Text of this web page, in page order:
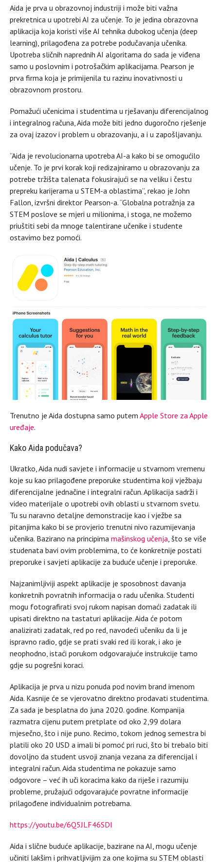
Aida je prva u obrazovnoj industriji i može biti važna
prekretnica u upotrebi AI za učenje. To je jedina obrazovna
aplikacija koja koristi više AI tehnika dubokog učenja (deep
learning), prilagođena za potrebe podučavanja učenika.
Upotreba sličnih naprednih AI algoritama do sada je viđena
samo u poslovnim i potrošačkim aplikacijama. Pearson je
prva firma koja je primijenila tu razinu inovativnosti u
obrazovnom prostoru.
Pomažući učenicima i studentima u rješavanju diferencijalnog
i integralnog računa, Aida može biti jedno dugoročno rješenje
za ovaj izazov i problem u obrazovanju, a i u zapošljavanju.
“Aida je revolucionarna upotreba AI-a kako bi se omogućilo
učenje. To je prvi korak koji redizajniramo u obrazovanju za
potrebe tržišta talenata fokusirajući se na veliku i čestu
prepreku karijerama u STEM-a oblastima”, rekao je John
Fallon, izvršni direktor Pearson-a. “Globalna potražnja za
STEM poslove se mjeri u milionima, i stoga, ne možemo
priuštiti sebi da mnoge talentirane učenike i studente
ostavimo bez pomoći.
Trenutno je Aida dostupna samo putem Apple Store za Apple
uređaje.
Kako Aida podučava?
Ukratko, Aida nudi savjete i informacije u stvarnom vremenu
koje su kao prilagođene preporuke studentima koji vježbaju
diferencijalne jednačine i integralni račun. Aplikacija sadrži i
video materijale o upotrebi ovih oblasti u stvarnom svetu.
Tu su naravno detaljne demonstracije kao i vježbe sa
pitanjima kako bi se provjerio trenutni nivo razumijevanja
učenika. Bazirano na principima mašinskog učenja, što se više
studenata bavi ovim problemima, to će konkretnije postati
preporuke i savjeti aplikacije za buduće učenje i preporuke.
Najzanimljiviji aspekt aplikacije je sposobnost davanja
konkretnih povratnih informacija o radu učenika. Studenti
mogu fotografirati svoj rukom napisan domaći zadatak ili
upisati direktno na tastaturi aplikacije. Aida će potom
analizirati zadatak, red po red, navodeći učeniku da li je
ispravno radio, gdje se prati svaki red ili korak, i ako je
neophodno, istaći porukom odgovarajuće instrukcije tamo
gdje su pogrešni koraci.
Aplikacija je prva u nizu ponuda pod novim brand imenom
Aida. Kasnije će se vjerovatno direktno prodavati studentima.
Za sada je besplatna do juna 2020. godine. Kompanija
razmatra cijenu putem pretplate od oko 2,99 dolara
mjesečno, što i nije puno. Recimo, tokom jednog semestra bi
platili oko 20 USD a imali bi pomoć pri ruci, što bi trebalo biti
dovoljno da student usvoji znanja vezana za diferencijal i
integralni račun. Aida studentima ne pokazuje samo
odgovore – već ih uči koracima kako da riješe i razumiju
probleme, pružajući odgovarajuće povratne informacije
prilagođene individualnim potrebama.
https://youtu.be/6Q5JLF46SDI
Aida i slične buduće aplikacije, bazirane na AI, mogu učenje
učiniti lakšim i prihvatljivijim za one kojima su STEM oblasti